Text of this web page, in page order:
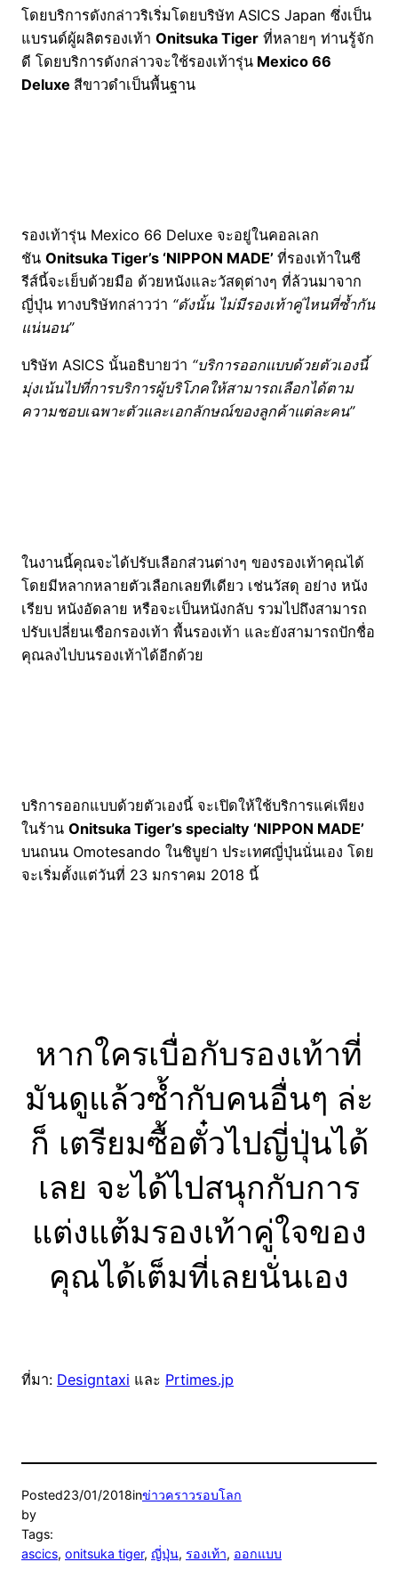
โดยบริการดังกล่าวริเริ่มโดยบริษัท ASICS Japan ซึ่งเป็น
แบรนด์ผู้ผลิตรองเท้า Onitsuka Tiger ที่หลายๆ ท่านรู้จัก
ดี โดยบริการดังกล่าวจะใช้รองเท้ารุ่น Mexico 66
Deluxe สีขาวดำเป็นพื้นฐาน
รองเท้ารุ่น Mexico 66 Deluxe จะอยู่ในคอลเลก
ชัน Onitsuka Tiger’s ‘NIPPON MADE’ ที่รองเท้าในซี
รีส์นี้จะเย็บด้วยมือ ด้วยหนังและวัสดุต่างๆ ที่ล้วนมาจาก
ญี่ปุ่น ทางบริษัทกล่าวว่า “ดังนั้น ไม่มีรองเท้าคู่ไหนที่ซ้ำกัน
แน่นอน”
บริษัท ASICS นั้นอธิบายว่า “บริการออกแบบด้วยตัวเองนี้
มุ่งเน้นไปที่การบริการผู้บริโภคให้สามารถเลือกได้ตาม
ความชอบเฉพาะตัวและเอกลักษณ์ของลูกค้าแต่ละคน”
ในงานนี้คุณจะได้ปรับเลือกส่วนต่างๆ ของรองเท้าคุณได้
โดยมีหลากหลายตัวเลือกเลยทีเดียว เช่นวัสดุ อย่าง หนัง
เรียบ หนังอัดลาย หรือจะเป็นหนังกลับ รวมไปถึงสามารถ
ปรับเปลี่ยนเชือกรองเท้า พื้นรองเท้า และยังสามารถปักชื่อ
คุณลงไปบนรองเท้าได้อีกด้วย
บริการออกแบบด้วยตัวเองนี้ จะเปิดให้ใช้บริการแค่เพียง
ในร้าน Onitsuka Tiger’s specialty ‘NIPPON MADE’
บนถนน Omotesando ในชิบูย่า ประเทศญี่ปุ่นนั่นเอง โดย
จะเริ่มตั้งแต่วันที่ 23 มกราคม 2018 นี้
หากใครเบื่อกับรองเท้าที่
มันดูแล้วซ้ำกับคนอื่นๆ ล่ะ
ก็ เตรียมซื้อตั๋วไปญี่ปุ่นได้
เลย จะได้ไปสนุกกับการ
แต่งแต้มรองเท้าคู่ใจของ
คุณได้เต็มที่เลยนั่นเอง
ที่มา: Designtaxi และ Prtimes.jp
Posted23/01/2018inข่าวคราวรอบโลก
by
Tags:
ascics, onitsuka tiger, ญี่ปุ่น, รองเท้า, ออกแบบ